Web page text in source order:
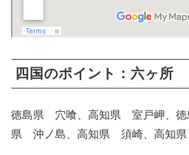
四国のポイント：六ヶ所
徳島県 穴喰、高知県 室戸岬、
県 沖ノ島、高知県 須崎、高知